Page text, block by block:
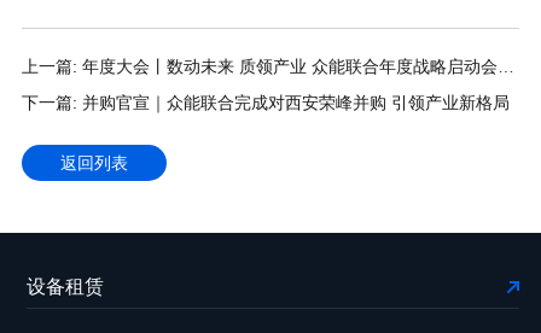
上一篇: 年度大会丨数动未来 质领产业 众能联合年度战略启动会圆
满落幕
下一篇: 并购官宣｜众能联合完成对西安荣峰并购 引领产业新格局
返回列表
设备租赁